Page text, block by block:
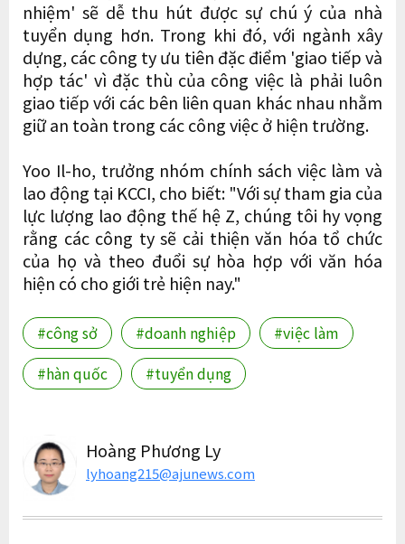
nhiệm' sẽ dễ thu hút được sự chú ý của nhà
tuyển dụng hơn. Trong khi đó, với ngành xây
dựng, các công ty ưu tiên đặc điểm 'giao tiếp và
hợp tác' vì đặc thù của công việc là phải luôn
giao tiếp với các bên liên quan khác nhau nhằm
giữ an toàn trong các công việc ở hiện trường.
Yoo Il-ho, trưởng nhóm chính sách việc làm và
lao động tại KCCI, cho biết: "Với sự tham gia của
lực lượng lao động thế hệ Z, chúng tôi hy vọng
rằng các công ty sẽ cải thiện văn hóa tổ chức
của họ và theo đuổi sự hòa hợp với văn hóa
hiện có cho giới trẻ hiện nay."
#công sở #doanh nghiệp
#việc làm
#hàn quốc
#tuyển dụng
Hoàng Phương Ly
lyhoang215@ajunews.com